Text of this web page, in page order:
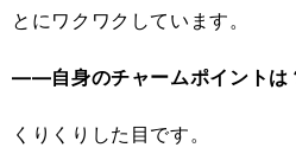
とにワクワクしています。
――自身のチャームポイントは
くりくりした目です。